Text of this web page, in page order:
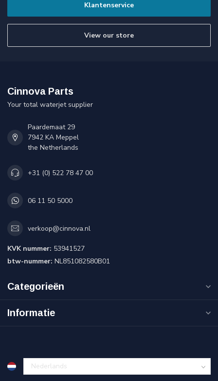
Klantenservice
View our store
Cinnova Parts
Your total waterjet supplier
Paardemaat 29
7942 KA Meppel
the Netherlands
+31 (0) 522 78 47 00
06 11 50 5000
verkoop@cinnova.nl
KVK nummer: 53941527
btw-nummer: NL851082580B01
Categorieën
Informatie